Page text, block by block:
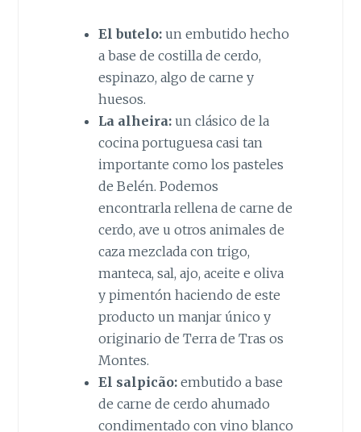
El butelo:un embutido hecho
a base de costilla de cerdo,
espinazo, algo de carne y
huesos.
La alheira:un clásico de la
cocina portuguesa casi tan
importante como los pasteles
de Belén. Podemos
encontrarla rellena de carne de
cerdo, ave u otros animales de
caza mezclada con trigo,
manteca, sal, ajo, aceite e oliva
y pimentón haciendo de este
producto un manjar único y
originario de Terra de Tras os
Montes.
El salpicão:embutido a base
de carne de cerdo ahumado
condimentado con vino blanco